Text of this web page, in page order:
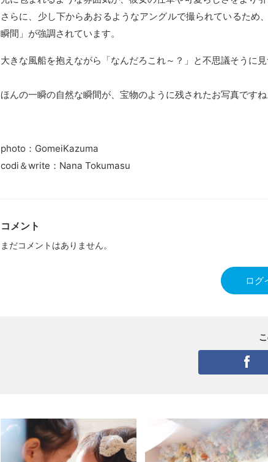
さらに、少し下からあおるようなアングルで撮られているた
瞬間」が強調されています。
大きな風船を抱えながら「なんだろこれ～？」と不思議そうに
ほんの一瞬の自然な瞬間が、宝物のように残されたお写真ですね
photo：GomeiKazuma
codi＆write：Nana Tokumasu
コメント
まだコメントはありません。
ログ